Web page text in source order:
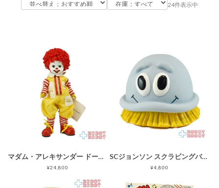
24件表示中
マダム・アレキサンダー ドール ロナルド・マクドナルド 企業物 箱付き
¥24,800
SCジョンソン スクラビングバブル ラバー スクイーク ソフビフィギュア 1990 チャイナ製 企業物
¥4,800